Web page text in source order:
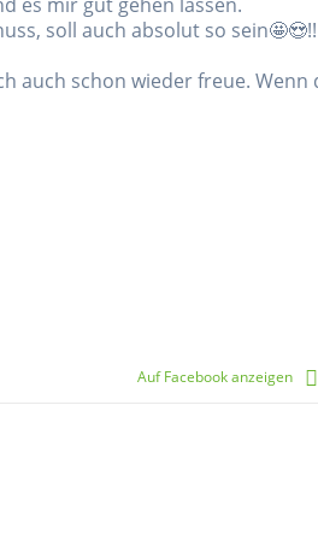
es mir gut gehen lassen.
soll auch absolut so sein🤩😍!!
auch schon wieder freue.
Auf Facebook anzeigen